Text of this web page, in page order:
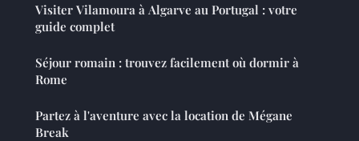
Visiter Vilamoura à Algarve au Portugal : votre
guide complet
Séjour romain : trouvez facilement où dormir à
Rome
Partez à l'aventure avec la location de Mégane
Break